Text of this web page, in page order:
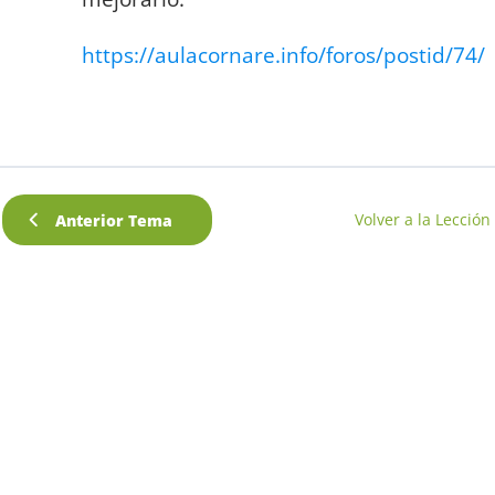
https://aulacornare.info/foros/postid/74/
Anterior Tema Volver a la Lección